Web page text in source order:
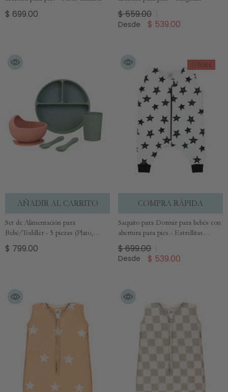
$ 699.00 $ 559.00
Desde $ 539.00
AÑADIR AL CARRITO
Set de Alimentación para
Bebé/Toddler - 5 piezas (Plato,
Bowl, Cuchara, Tenedor y Vaso) -
Rosa y Verde Salvia
$ 799.00
Oferta
COMPRA RÁPIDA
Saquito para Dormir para bebés con
abertura para pies - Estrellitas
Rellenas
$ 699.00
Desde $ 539.00